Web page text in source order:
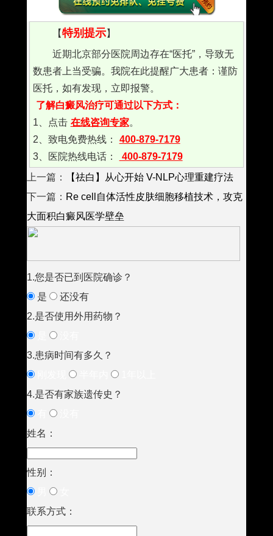
【特别提示】
近期北京部分医院周边存在“医托”，导致无
数患者上当受骗。我院在此提醒广大患者：谨防
医托，如有发现，立即报警。
了解白癜风治疗可通过以下方式：
1、点击 在线咨询专家。
2、致电免费热线：
400-879-7179
3、医院热线电话：
400-879-7179
上一篇：
【祛白】从心开始 V-NLP心理重建疗法
下一篇： Re cell自体活性皮肤细胞移植技术，攻克
大面积白癜风医学壁垒
1.您是否已到医院确诊？
是
还没有
2.是否使用外用药物？
3.患病时间有多久？
4.是否有家族遗传史？
姓名：
性别：
联系方式：